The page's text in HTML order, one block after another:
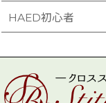
HAED初心者